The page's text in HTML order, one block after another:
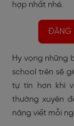
hợp nhất nhé.
ĐĂNG
Hy vọng những
school trên sẽ
tự tin hơn khi
thường xuyên
năng viết mỗi